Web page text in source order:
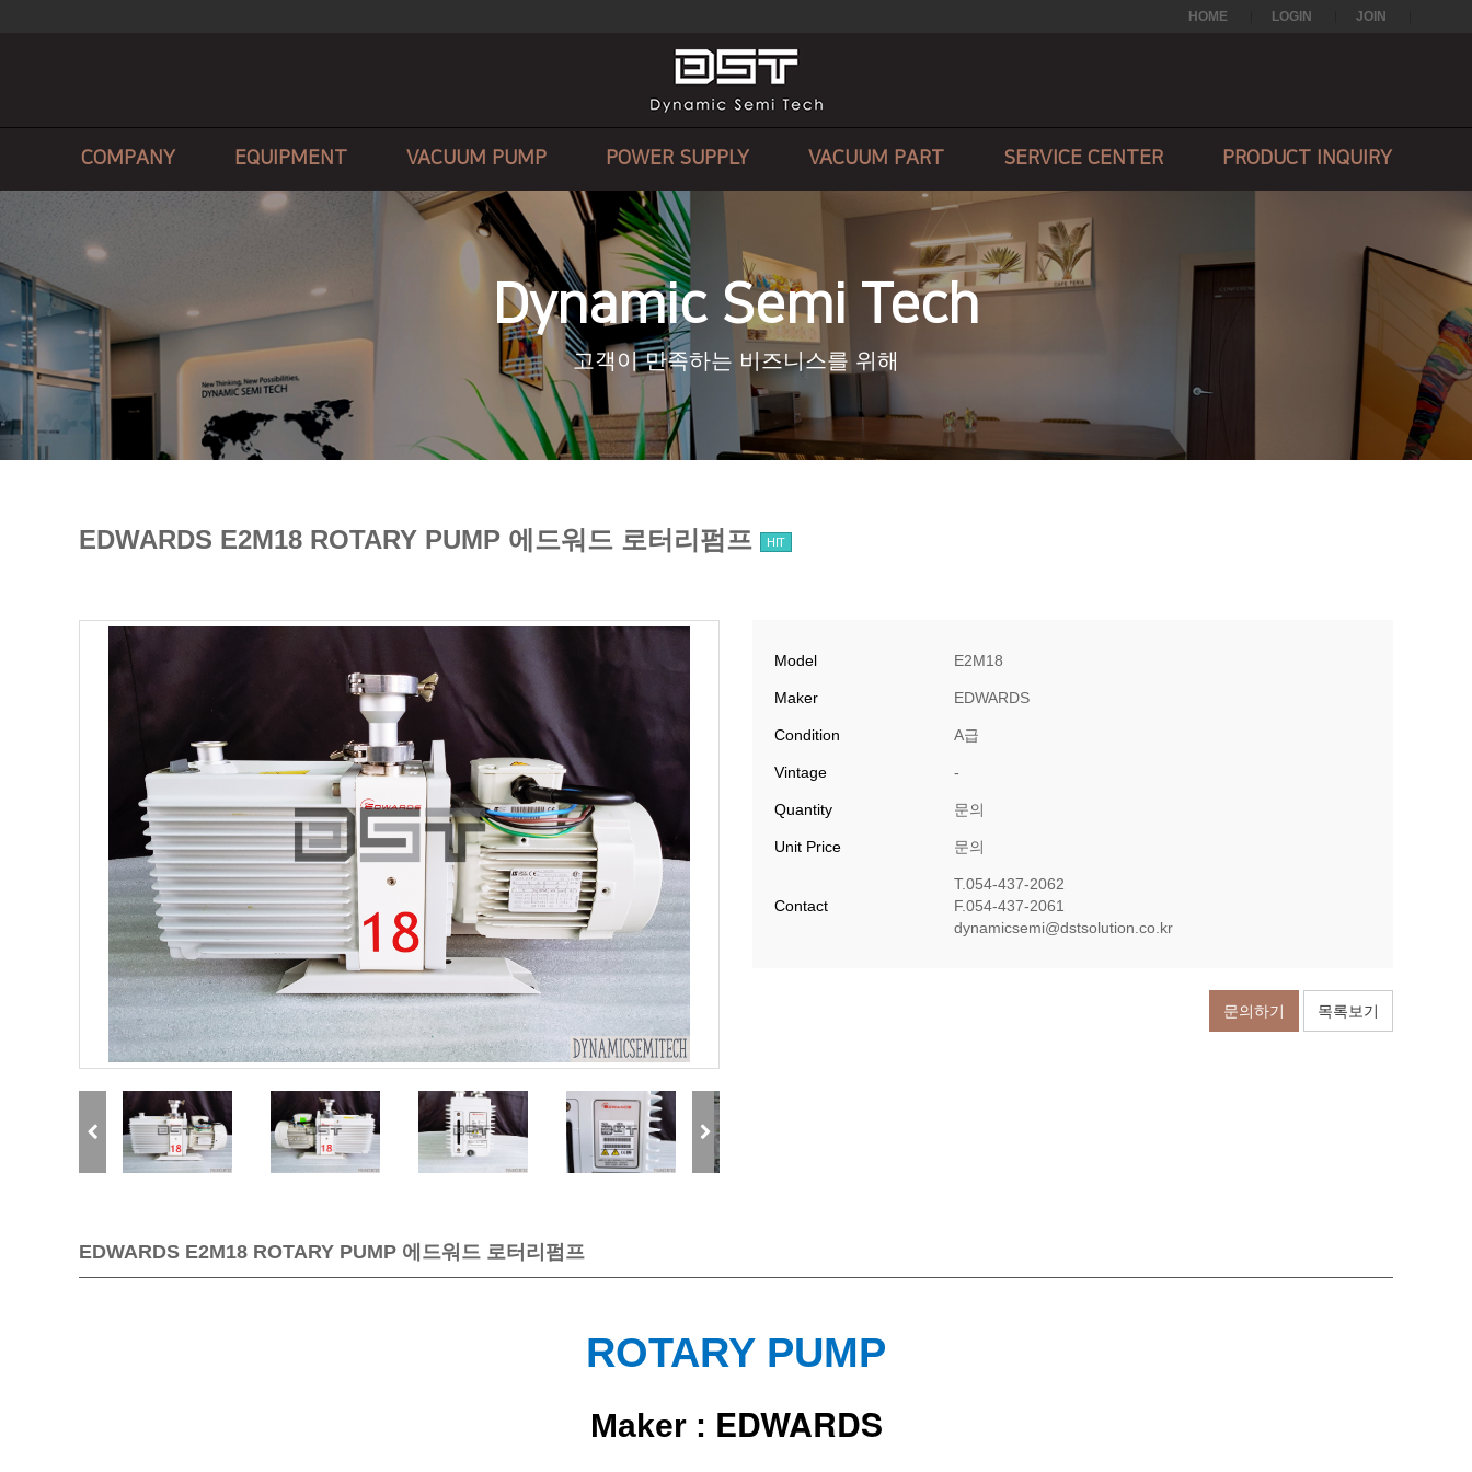
HOME LOGIN JOIN
COMPANY EQUIPMENT VACUUM PUMP POWER SUPPLY VACUUM PART SERVICE CENTER PRODUCT INQUIRY
Dynamic Semi Tech
고객이 만족하는 비즈니스를 위해
EDWARDS E2M18 ROTARY PUMP 에드워드 로터리펌프 HIT
Model E2M18
Maker EDWARDS
Condition A급
Vintage -
Quantity 문의
Unit Price 문의
Contact
T.054-437-2062
F.054-437-2061
​dynamicsemi@dstsolution.co.kr
문의하기 목록보기
EDWARDS E2M18 ROTARY PUMP 에드워드 로터리펌프
ROTARY PUMP
Maker : EDWARDS